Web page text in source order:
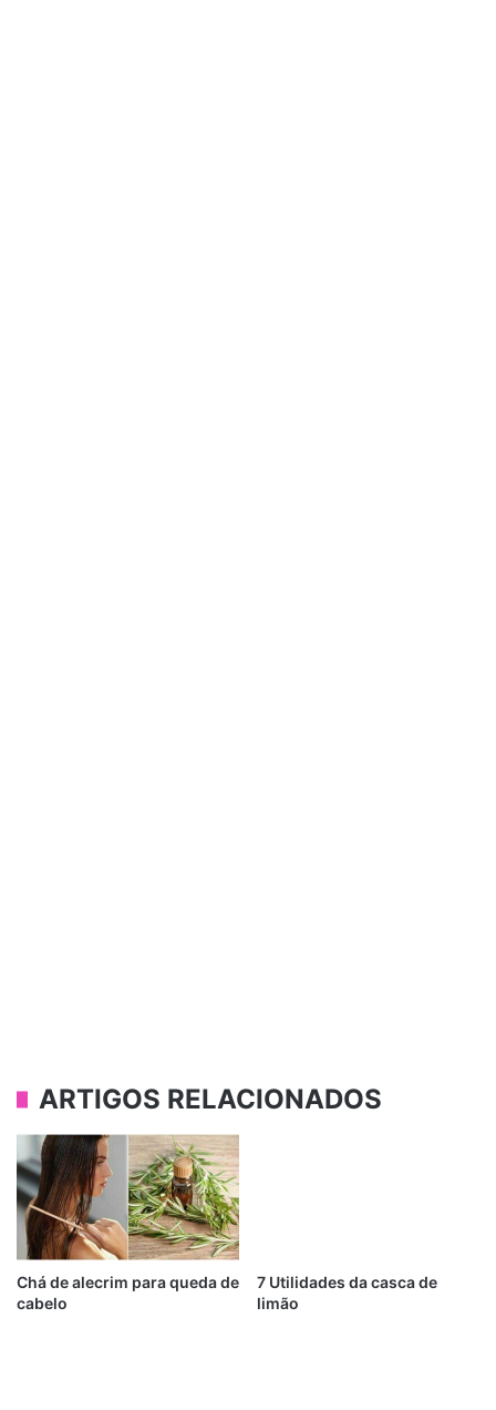
ARTIGOS RELACIONADOS
Chá de alecrim para queda de
cabelo
7 Utilidades da casca de
limão